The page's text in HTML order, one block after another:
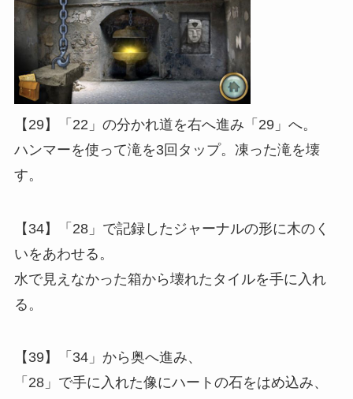
【29】「22」の分かれ道を右へ進み「29」へ。
ハンマーを使って滝を3回タップ。凍った滝を壊
す。
【34】「28」で記録したジャーナルの形に木のく
いをあわせる。
水で見えなかった箱から壊れたタイルを手に入れ
る。
【39】「34」から奥へ進み、
「28」で手に入れた像にハートの石をはめ込み、